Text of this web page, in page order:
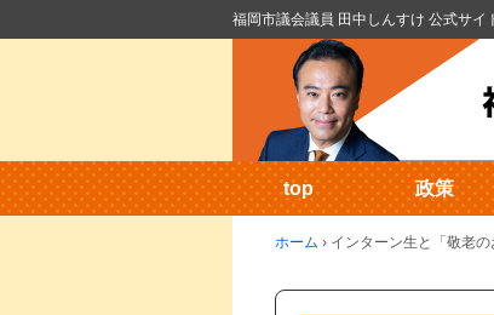
福岡市議会議員 田中しんすけ 公式サイ
top 政策
ホーム › インターン生と「敬老